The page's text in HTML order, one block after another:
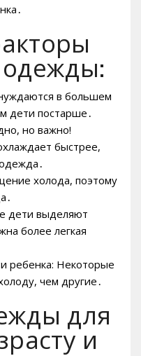
в большем
дети постарше․
но важно!
быстрее,
холода, поэтому
дети выделяют
более легкая
ребенка: Некоторые
чем другие․
для
и